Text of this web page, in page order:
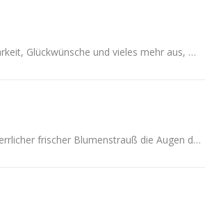
Drücke Liebe, Freundschaft, Dankbarkeit, Glückwünsche und vieles mehr aus, mit den Blumen von Blumenversand Edelweiss, spare ganz einfach und bequem
Es gibt viele Anlässe bei denen ein herrlicher frischer Blumenstrauß die Augen der Beschenkten blitzen lässt. Blumen verschicken war noch nie...